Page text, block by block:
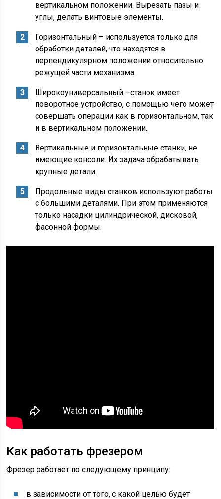
вертикальном положении. Вырезать пазы и
углы, делать винтовые элементы.
Горизонтальный – используется только для
обработки деталей, что находятся в
перпендикулярном положении относительно
режущей части механизма.
Широкоуниверсальный –станок имеет
поворотное устройство, с помощью чего может
совершать операции как в горизонтальном, так
и в вертикальном положении.
Вертикальные и горизонтальные станки, не
имеющие консоли. Их задача обрабатывать
крупные детали.
Продольные виды станков используют работы
с большими деталями. При этом применяются
только насадки цилиндрической, дисковой,
фасонной формы.
Как работать фрезером
Фрезер работает по следующему принципу:
в зависимости от того, с какой целью будет